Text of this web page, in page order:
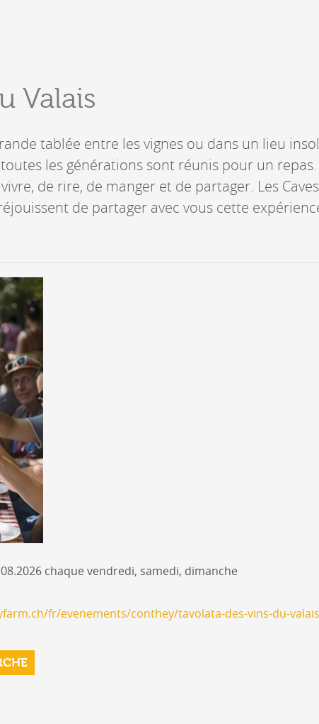
Présentation & vidéos
Géologie, faune et flore
Histoire et légendes
Mayens et alpages
Hébergement
Accès
Valais
tablée entre les vignes ou dans un lieu
les générations sont réunis pour un repas.
de rire, de manger et de partager. Les
de partager avec vous cette
chaque vendredi, samedi, dimanche
fr/evenements/conthey/tavolata-des-vins-du-